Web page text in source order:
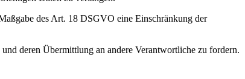
des Art. 18 DSGVO eine Einschränkung der
deren Übermittlung an andere Verantwortliche zu fordern.